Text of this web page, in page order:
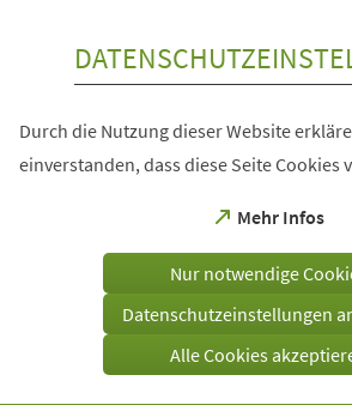
Durch die Nutzung dieser Website
einverstanden, dass diese Seite Cookies
Mehr Infos
(Öffnet
einem
Tab)
Nur notwendige
Datenschutzeinstellungen
Alle Cookies